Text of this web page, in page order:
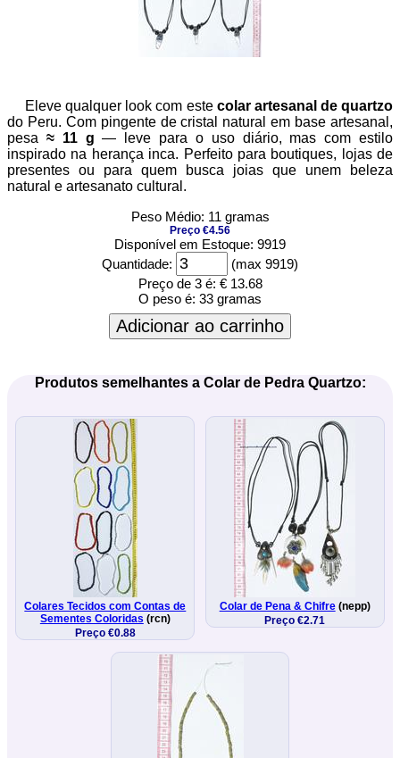
Eleve qualquer look com este colar artesanal de quartzo
do Peru. Com pingente de cristal natural em base artesanal,
pesa ≈ 11 g — leve para o uso diário, mas com estilo
inspirado na herança inca. Perfeito para boutiques, lojas de
presentes ou para quem busca joias que unem beleza
natural e artesanato cultural.
Peso Médio: 11 gramas
Preço €4.56
Disponível em Estoque: 9919
Quantidade:
(max 9919)
Preço de 3 é: € 13.68
O peso é: 33 gramas
Adicionar ao carrinho
Produtos semelhantes a Colar de Pedra Quartzo:
Colares Tecidos com Contas de
Sementes Coloridas (rcn)
Preço €0.88
Colar de Pena & Chifre(nepp)
Preço €2.71